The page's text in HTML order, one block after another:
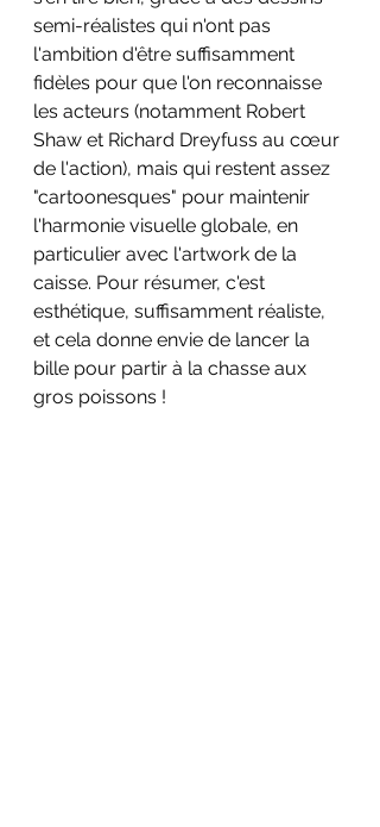
semi-réalistes qui n'ont pas
l'ambition d'être suffisamment
fidèles pour que l'on reconnaisse
les acteurs (notamment Robert
Shaw et Richard Dreyfuss au cœur
de l'action), mais qui restent assez
"cartoonesques" pour maintenir
l'harmonie visuelle globale, en
particulier avec l'artwork de la
caisse. Pour résumer, c'est
esthétique, suffisamment réaliste,
et cela donne envie de lancer la
bille pour partir à la chasse aux
gros poissons !